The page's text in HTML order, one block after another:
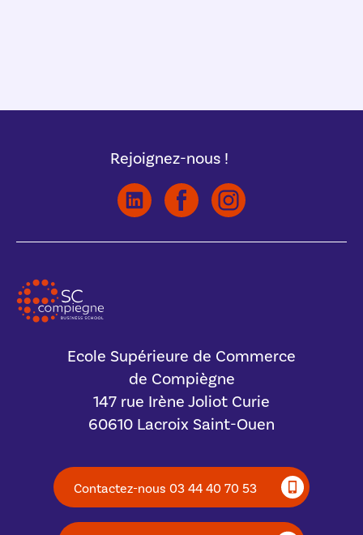
Rejoignez-nous !
Ecole Supérieure de Commerce
de Compiègne
147 rue Irène Joliot Curie
60610 Lacroix Saint-Ouen
Contactez-nous 03 44 40 70 53